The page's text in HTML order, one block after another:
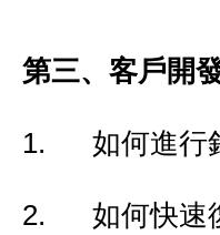
第三、 客戶開
1. 如何進行
2. 如何快速